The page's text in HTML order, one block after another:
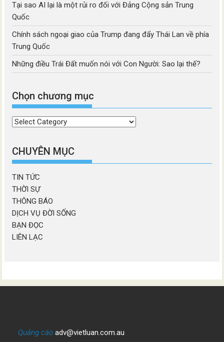
Tại sao AI lại là một rủi ro đối với Đảng Cộng sản Trung
Quốc
Chính sách ngoại giao của Trump đang đẩy Thái Lan về phía
Trung Quốc
Những điều Trái Đất muốn nói với Con Người: Sao lại thế?
Chọn chương mục
Chọn
mục
CHUYÊN MỤC
TIN TỨC
THỜI SỰ
THÔNG BÁO
DỊCH VỤ ĐỜI SỐNG
BẠN ĐỌC
LIÊN LẠC
Quảng cáo adv@vietluan.com.au